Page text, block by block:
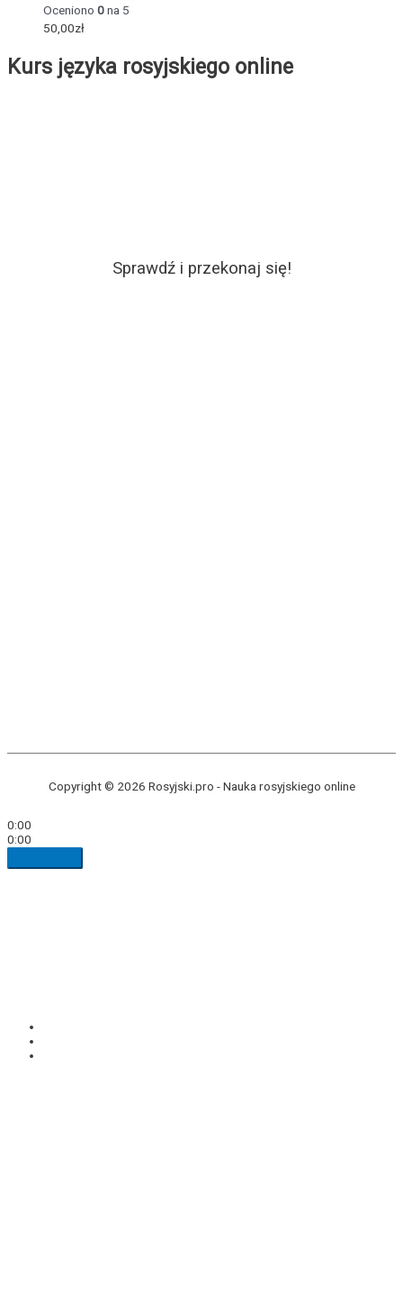
Oceniono 0na 5
50,00zł
Kurs języka rosyjskiego online
Sprawdź i przekonaj się!
Copyright © 2026 Rosyjski.pro -Nauka rosyjskiego online
0:00
0:00